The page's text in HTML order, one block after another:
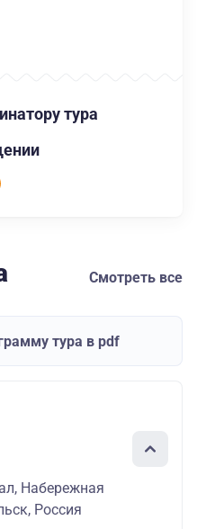
тура
Смотреть все
тура в pdf
Набережная
Россия